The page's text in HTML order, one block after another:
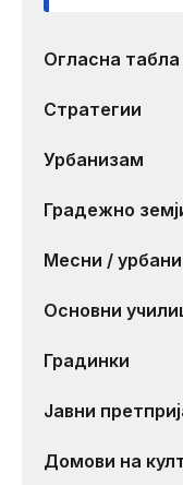
Огласна табла
Стратегии
Урбанизам
Градежно
Месни /
Основни
Градинки
Јавни
Домови на